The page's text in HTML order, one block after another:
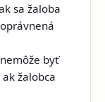
sa žaloba
byť
žalobca